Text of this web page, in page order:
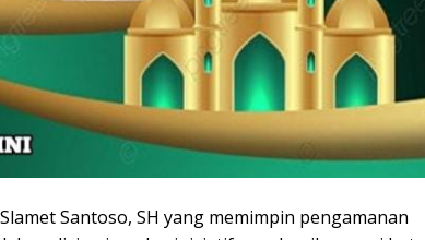
Santoso, SH yang memimpin pengamanan